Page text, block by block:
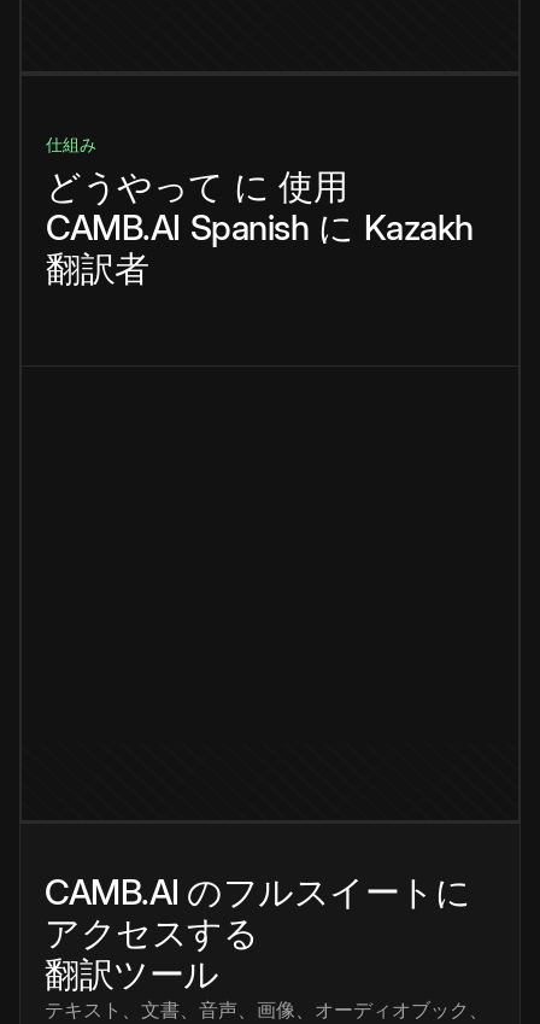
仕組み
どうやって に 使用
CAMB.AI Spanish に Kazakh
翻訳者
CAMB.AI のフルスイートに
アクセスする
翻訳ツール
テキスト、文書、音声、画像、オーディオブック、